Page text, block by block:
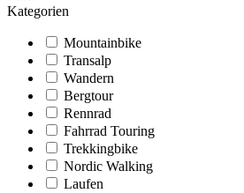
Kategorien
Mountainbike
Transalp
Wandern
Bergtour
Rennrad
Fahrrad Touring
Trekkingbike
Nordic Walking
Laufen